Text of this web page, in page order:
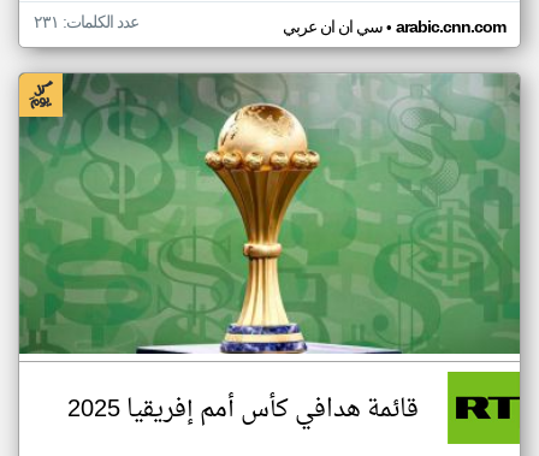
سي ان ان عربي• arabic.cnn.com عدد الكلمات: ٢٣١
قائمة هدافي كأس أمم إفريقيا 2025